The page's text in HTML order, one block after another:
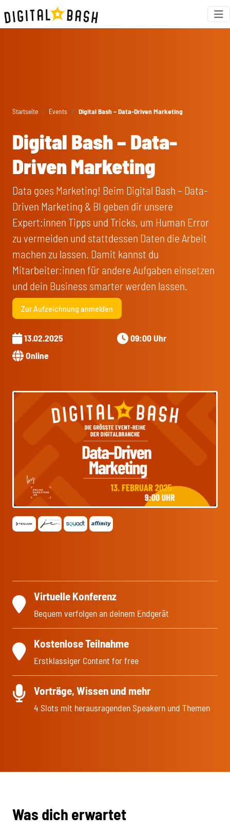
Startseite Events Digital Bash – Data-Driven Marketing
Digital Bash – Data-
Driven Marketing
Data goes Marketing! Beim Digital Bash – Data-
Driven Marketing & BI geben dir unsere
Expert:innen Tipps und Tricks, um Human Error
zu vermeiden und stattdessen Daten die Arbeit
machen zu lassen. Damit kannst du
Mitarbeiter:innen für andere Aufgaben einsetzen
und dein Business smarter werden lassen.
Zur Aufzeichnung anmelden
13.02.2025
09:00 Uhr
Online
Virtuelle Konferenz
Bequem verfolgen an deinem Endgerät
Kostenlose Teilnahme
Erstklassiger Content for free
Vorträge, Wissen und mehr
4 Slots mit herausragenden Speakern und Themen
Was dich erwartet